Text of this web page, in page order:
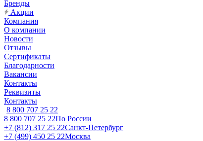
Бренды
Акции
Компания
О компании
Новости
Отзывы
Сертификаты
Благодарности
Вакансии
Контакты
Реквизиты
Контакты
8 800 707 25 22
8 800 707 25 22По России
+7 (812) 317 25 22Санкт-Петербург
+7 (499) 450 25 22Москва